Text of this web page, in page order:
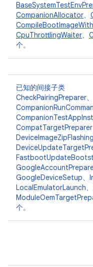
CompanionAllocator、
CpuThrottlingWaiter、
个。
已知的间接子类
CheckPairingPreparer、
CompatTargetPreparer
GoogleDeviceSetup、
LocalEmulatorLaunch
个。